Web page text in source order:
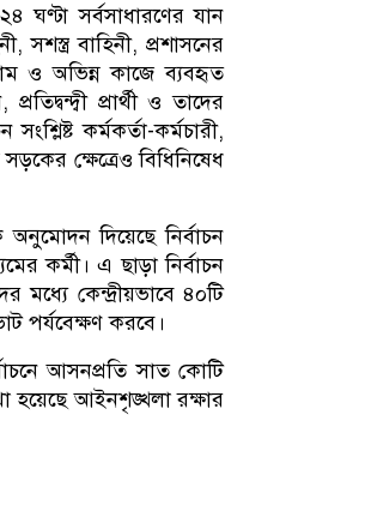
ঘণ্টা সর্বসাধারণের যান
বাহিনী, প্রশাসনের
ও অভিন্ন কাজে ব্যবহৃত
প্রার্থী ও তাদের
কর্মকর্তা-কর্মচারী,
ক্ষেত্রেও বিধিনিষেধ
দিয়েছে নির্বাচন
কর্মী। এ ছাড়া নির্বাচন
কেন্দ্রীয়ভাবে ৪০টি
পর্যবেক্ষণ করবে।
আসনপ্রতি সাত কোটি
হয়েছে আইনশৃঙ্খলা রক্ষার